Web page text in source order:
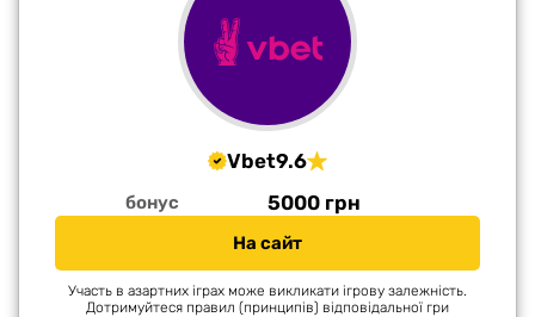
Vbet9.6
бонус 5000 грн
На сайт
Участь в азартних іграх може викликати ігрову залежність.
Дотримуйтеся правил (принципів) відповідальної гри